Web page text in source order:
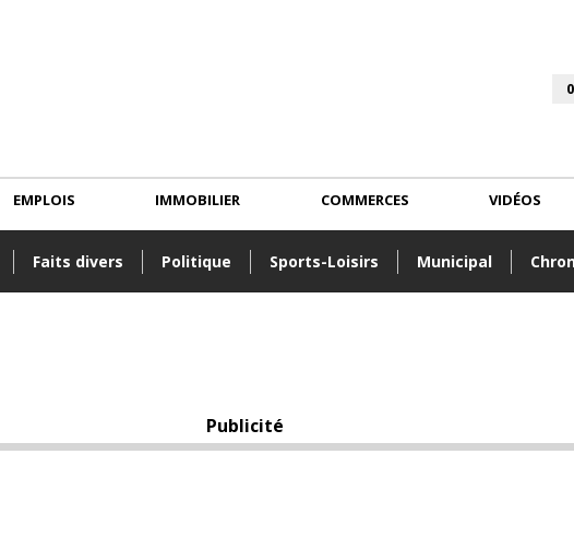
Faits divers Politique Sports-Loisirs Municipal
EMPLOIS IMMOBILIER COMMERCES VIDÉOS
Publicité